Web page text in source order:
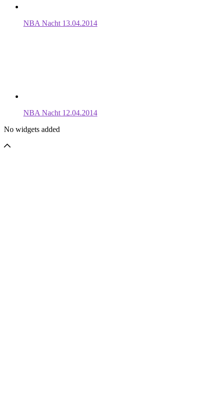
NBA Nacht 13.04.2014
NBA Nacht 12.04.2014
No widgets added